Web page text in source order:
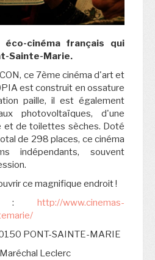
cinéma français qui
Sainte-Marie.
ce 7ème cinéma d'art et
est construit en ossature
paille, il est également
photovoltaïques, d'une
et de toilettes sèches. Doté
de 298 places, ce cinéma
indépendants, souvent
ce magnifique endroit !
: http://www.cinemas-
PONT-SAINTE-MARIE
Leclerc